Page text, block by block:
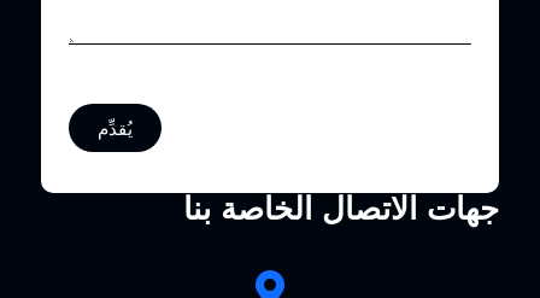
يُقدِّم
جهات الاتصال الخاصة بنا